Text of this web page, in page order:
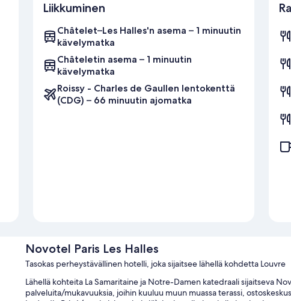
Liikkuminen
Châtelet–Les Halles'n asema – 1 minuutin
kävelymatka
Châteletin asema – 1 minuutin
kävelymatka
Roissy - Charles de Gaullen lentokenttä
(CDG) – 66 minuutin ajomatka
Novotel Paris Les Halles
Tasokas perheystävällinen hotelli, joka sijaitsee lähellä kohdetta Louvre
Lähellä kohteita La Samaritaine ja Notre-Damen katedraali sijaitseva
palveluita/mukavuuksia, joihin kuuluu muun muassa terassi,